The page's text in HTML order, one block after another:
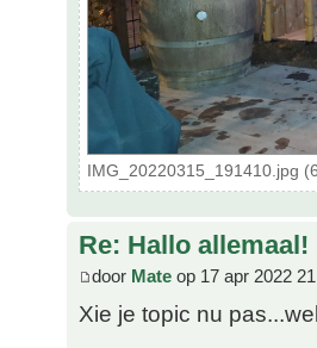
IMG_20220315_191410.jpg
Re: Hallo allemaal!
door Mate op 17 apr 2022
Xie je topic nu